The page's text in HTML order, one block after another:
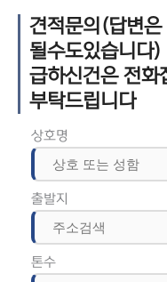
견적문의(답변
될수도있습니다)
급하신건은 전
부탁드립니다
상호명
출발지
톤수